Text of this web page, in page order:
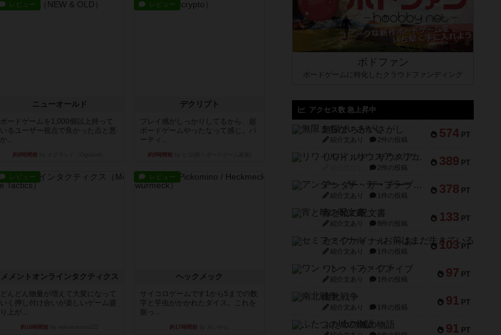
レビュー
ニューオールド
ボードゲームを1,000個以上持って
いるユーザー視点で良かった点と悪
か...
約8時間前
レビュー
デクリプト
プレイ感がしっかりしてるから、超
ボードゲームやったなって感じ。パ
ーティ...
約9時間前
レビュー
メメントオンラインタクティクス
どんどん物量が増えて大変になって
いく押し付け合いが楽しいゲーム盛
り上が...
約16時間前
レビュー
ヘックメック
サイコロゲームです1から5までの数
字と芋虫がかかれたダイス。これを
振っ...
約17時間前
ボドファン
ボードゲームに特化したクラウドファンディング
アクセス数 急上昇中
574 PT
無限まちがいさがし
紹介文あり 2件の投稿
389 PT
リワイルド：サウスアメリカ
2件の投稿
378 PT
アンダー・ザ・テーブラー
紹介文あり 1件の投稿
133 PT
宵と暁の呪文書
紹介文あり 8件の投稿
103 PT
セミファイナル ～お前はまだ生きている～
紹介文あり 1件の投稿
97 PT
ワン・トゥ・ファイブ
紹介文あり 1件の投稿
91 PT
南北戦争
紹介文あり 1件の投稿
91 PT
ふたつの城の物語